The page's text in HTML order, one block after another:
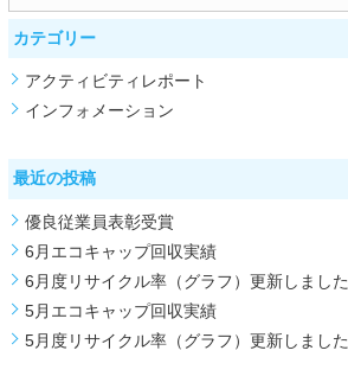
カテゴリー
アクティビティレポート
インフォメーション
最近の投稿
優良従業員表彰受賞
6月エコキャップ回収実績
6月度リサイクル率（グラフ）更新しました
5月エコキャップ回収実績
5月度リサイクル率（グラフ）更新しました